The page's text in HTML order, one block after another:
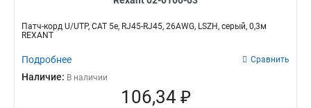
Патч-корд U/UTP, CAT 5e, RJ45-RJ45, 26AWG, LSZH, серый, 0,3м
REXANT
Подробнее Сравнить
Наличие: В наличии
106,34 ₽